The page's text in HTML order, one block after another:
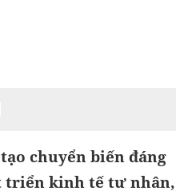
chuyển biến đáng
triển kinh tế tư nhân,